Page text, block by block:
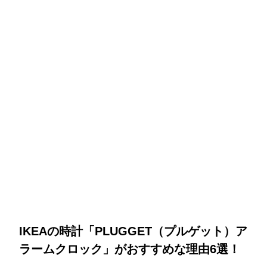
IKEAの時計「PLUGGET（プルゲット）ア
ラームクロック」がおすすめな理由6選！